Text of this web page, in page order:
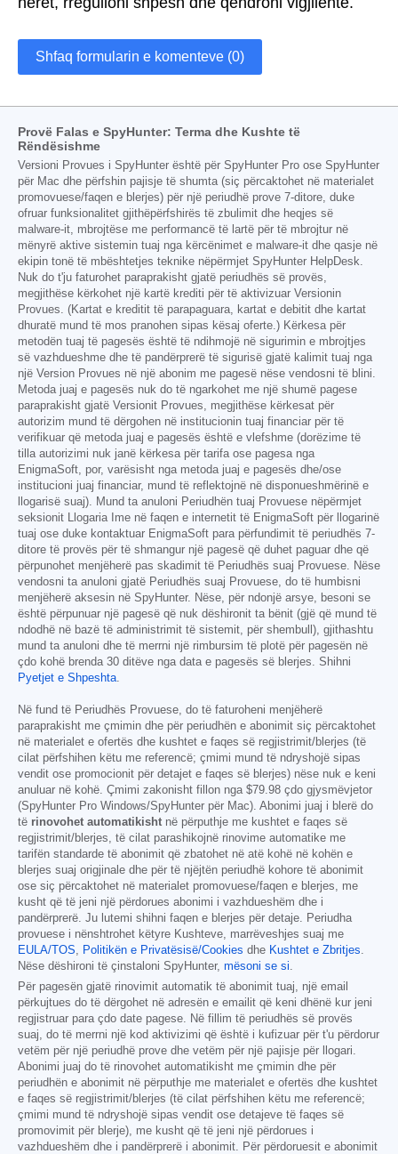
Shfaq formularin e komenteve (0)
Provë Falas e SpyHunter: Terma dhe Kushte të
Rëndësishme
Versioni Provues i SpyHunter është për SpyHunter Pro ose SpyHunter
për Mac dhe përfshin pajisje të shumta (siç përcaktohet në materialet
promovuese/faqen e blerjes) për një periudhë prove 7-ditore, duke
ofruar funksionalitet gjithëpërfshirës të zbulimit dhe heqjes së
malware-it, mbrojtëse me performancë të lartë për të mbrojtur në
mënyrë aktive sistemin tuaj nga kërcënimet e malware-it dhe qasje në
ekipin tonë të mbështetjes teknike nëpërmjet SpyHunter HelpDesk.
Nuk do t'ju faturohet paraprakisht gjatë periudhës së provës,
megjithëse kërkohet një kartë krediti për të aktivizuar Versionin
Provues. (Kartat e kreditit të parapaguara, kartat e debitit dhe kartat
dhuratë mund të mos pranohen sipas kësaj oferte.) Kërkesa për
metodën tuaj të pagesës është të ndihmojë në sigurimin e mbrojtjes
së vazhdueshme dhe të pandërprerë të sigurisë gjatë kalimit tuaj nga
një Version Provues në një abonim me pagesë nëse vendosni të blini.
Metoda juaj e pagesës nuk do të ngarkohet me një shumë pagese
paraprakisht gjatë Versionit Provues, megjithëse kërkesat për
autorizim mund të dërgohen në institucionin tuaj financiar për të
verifikuar që metoda juaj e pagesës është e vlefshme (dorëzime të
tilla autorizimi nuk janë kërkesa për tarifa ose pagesa nga
EnigmaSoft, por, varësisht nga metoda juaj e pagesës dhe/ose
institucioni juaj financiar, mund të reflektojnë në disponueshmërinë e
llogarisë suaj). Mund ta anuloni Periudhën tuaj Provuese nëpërmjet
seksionit Llogaria Ime në faqen e internetit të EnigmaSoft për llogarinë
tuaj ose duke kontaktuar EnigmaSoft para përfundimit të periudhës 7-
ditore të provës për të shmangur një pagesë që duhet paguar dhe që
përpunohet menjëherë pas skadimit të Periudhës suaj Provuese. Nëse
vendosni ta anuloni gjatë Periudhës suaj Provuese, do të humbisni
menjëherë aksesin në SpyHunter. Nëse, për ndonjë arsye, besoni se
është përpunuar një pagesë që nuk dëshironit ta bënit (gjë që mund të
ndodhë në bazë të administrimit të sistemit, për shembull), gjithashtu
mund ta anuloni dhe të merrni një rimbursim të plotë për pagesën në
çdo kohë brenda 30 ditëve nga data e pagesës së blerjes. Shihni
Pyetjet e Shpeshta.
Në fund të Periudhës Provuese, do të faturoheni menjëherë
paraprakisht me çmimin dhe për periudhën e abonimit siç përcaktohet
në materialet e ofertës dhe kushtet e faqes së regjistrimit/blerjes (të
cilat përfshihen këtu me referencë; çmimi mund të ndryshojë sipas
vendit ose promocionit për detajet e faqes së blerjes) nëse nuk e keni
anuluar në kohë. Çmimi zakonisht fillon nga $79.98 çdo gjysmëvjetor
(SpyHunter Pro Windows/SpyHunter për Mac). Abonimi juaj i blerë do
të rinovohet automatikisht në përputhje me kushtet e faqes së
regjistrimit/blerjes, të cilat parashikojnë rinovime automatike me
tarifën standarde të abonimit që zbatohet në atë kohë në kohën e
blerjes suaj origjinale dhe për të njëjtën periudhë kohore të abonimit
ose siç përcaktohet në materialet promovuese/faqen e blerjes, me
kusht që të jeni një përdorues abonimi i vazhdueshëm dhe i
pandërprerë. Ju lutemi shihni faqen e blerjes për detaje. Periudha
provuese i nënshtrohet këtyre Kushteve, marrëveshjes suaj me
EULA/TOS, Politikën e Privatësisë/Cookies dhe Kushtet e Zbritjes.
Nëse dëshironi të çinstaloni SpyHunter, mësoni se si.
Për pagesën gjatë rinovimit automatik të abonimit tuaj, një email
përkujtues do të dërgohet në adresën e emailit që keni dhënë kur jeni
regjistruar para çdo date pagese. Në fillim të periudhës së provës
suaj, do të merrni një kod aktivizimi që është i kufizuar për t'u përdorur
vetëm për një periudhë prove dhe vetëm për një pajisje për llogari.
Abonimi juaj do të rinovohet automatikisht me çmimin dhe për
periudhën e abonimit në përputhje me materialet e ofertës dhe kushtet
e faqes së regjistrimit/blerjes (të cilat përfshihen këtu me referencë;
çmimi mund të ndryshojë sipas vendit ose detajeve të faqes së
promovimit për blerje), me kusht që të jeni një përdorues i
vazhdueshëm dhe i pandërprerë i abonimit. Për përdoruesit e abonimit